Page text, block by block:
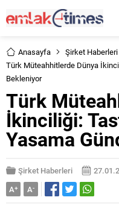
Anasayfa
Şirket Haberleri
Türk Müteahhitlerde Dünya
Bekleniyor
Türk
İkinciliği:
Yasama
Şirket Haberleri
A+ A-